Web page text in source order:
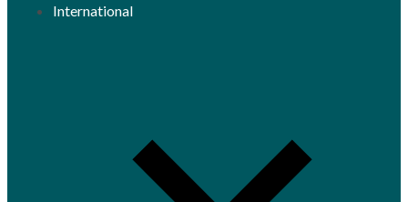
International